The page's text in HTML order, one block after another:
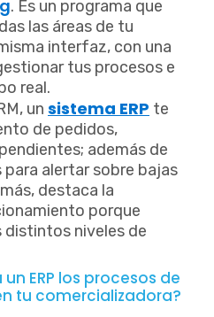
. Es un programa que
las áreas de tu
interfaz, con una
tus procesos e
real.
un sistema ERP te
de pedidos,
además de
alertar sobre bajas
destaca la
porque
distintos niveles de
ERP los procesos de
tu comercializadora?